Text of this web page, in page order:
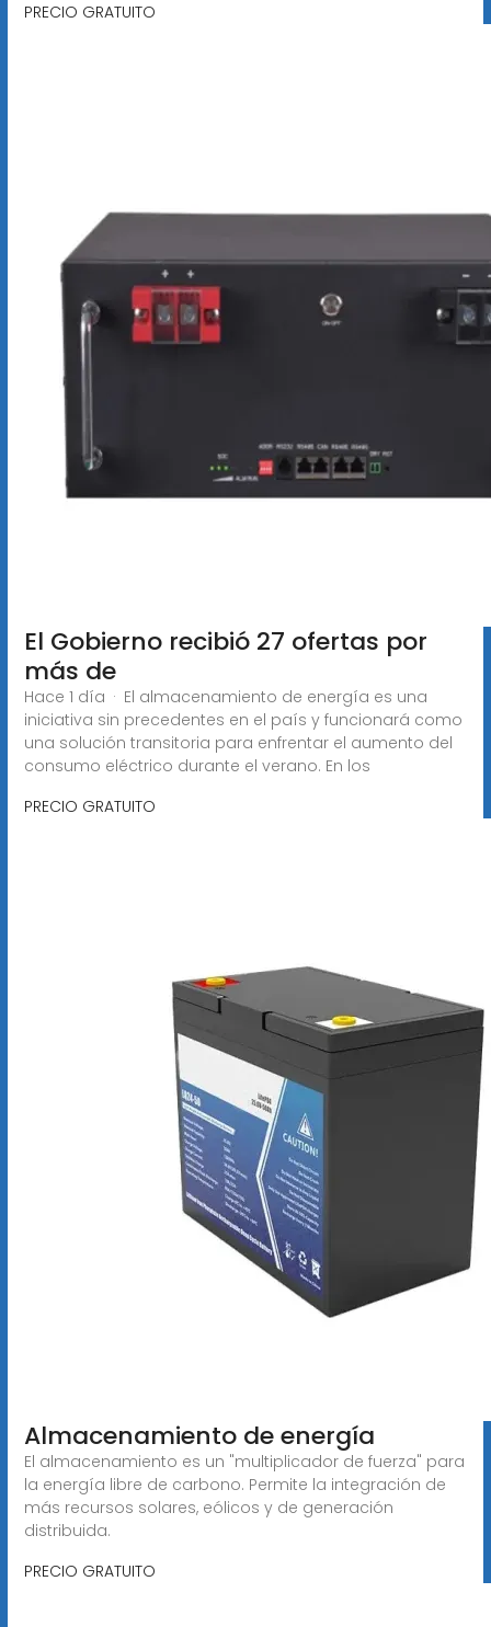
PRECIO GRATUITO
El Gobierno recibió 27 ofertas por
más de
Hace 1 día · El almacenamiento de energía es una
iniciativa sin precedentes en el país y funcionará como
una solución transitoria para enfrentar el aumento del
consumo eléctrico durante el verano. En los
PRECIO GRATUITO
Almacenamiento de energía
El almacenamiento es un "multiplicador de fuerza" para
la energía libre de carbono. Permite la integración de
más recursos solares, eólicos y de generación
distribuida.
PRECIO GRATUITO